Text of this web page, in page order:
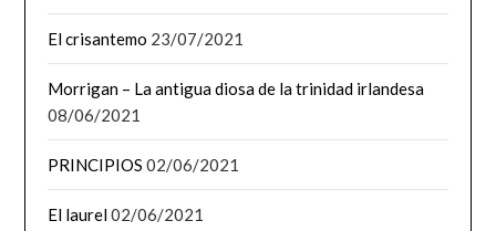
El crisantemo 23/07/2021
Morrigan – La antigua diosa de la trinidad irlandesa
08/06/2021
PRINCIPIOS 02/06/2021
El laurel02/06/2021